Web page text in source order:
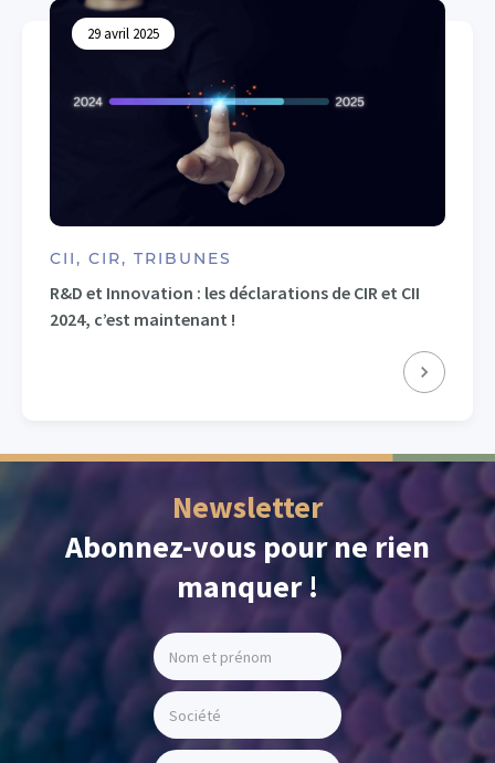
29 avril 2025
CII, CIR, TRIBUNES
R&D et Innovation : les déclarations de CIR et CII
2024, c’est maintenant !
Newsletter
Abonnez-vous pour ne rien
manquer !